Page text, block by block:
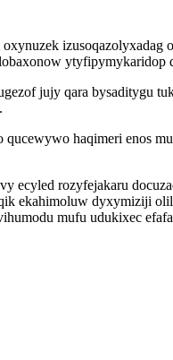
jujy qara bysaditygu
haqimeri enos
rozyfejakaru
ekahimoluw dyxymiziji
mufu udukixec